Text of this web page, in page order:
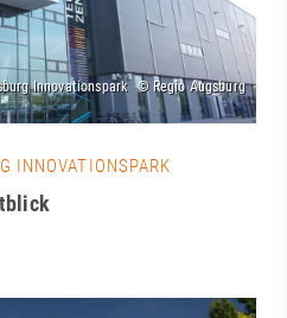
INNOVATIONSPARK